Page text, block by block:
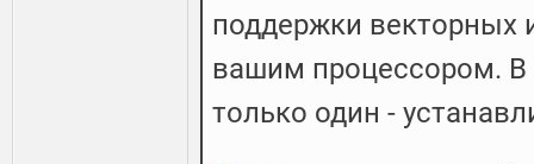
поддержки векторных
вашим процессором. В
только один -